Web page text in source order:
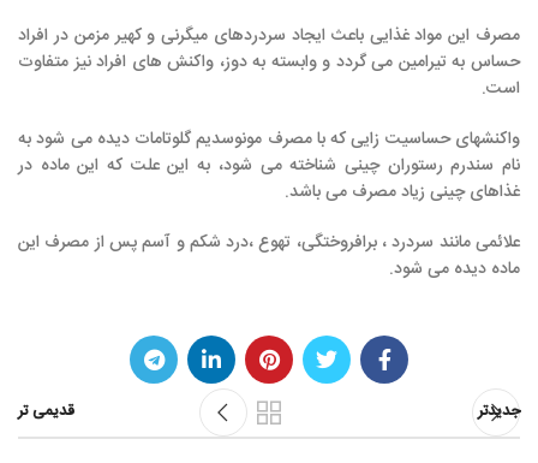
مصرف این مواد غذایی باعث ایجاد سردردهای میگرنی و کهیر مزمن در افراد
حساس به تیرامین می گردد و وابسته به دوز، واکنش های افراد نیز متفاوت
است.
واکنشهای حساسیت زایی که با مصرف مونوسدیم گلوتامات دیده می شود به
نام سندرم رستوران چینی شناخته می شود، به این علت که این ماده در
غذاهای چینی زیاد مصرف می باشد.
علائمی مانند سردرد ، برافروختگی، تهوع ،درد شکم و آسم پس از مصرف این
ماده دیده می شود.
جدیدتر قدیمی تر